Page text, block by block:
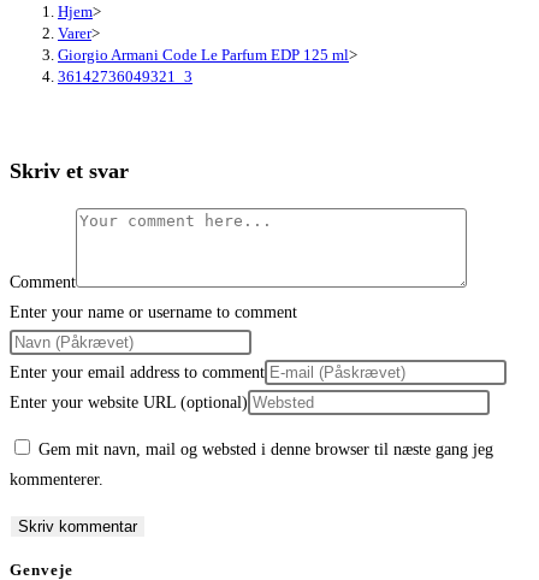
Hjem>
Varer>
Giorgio Armani Code Le Parfum EDP 125 ml>
36142736049321_3
Skriv et svar
Comment
Enter your name or username to comment
Enter your email address to comment
Enter your website URL (optional)
Gem mit navn, mail og websted i denne browser til næste gang jeg
kommenterer.
Genveje